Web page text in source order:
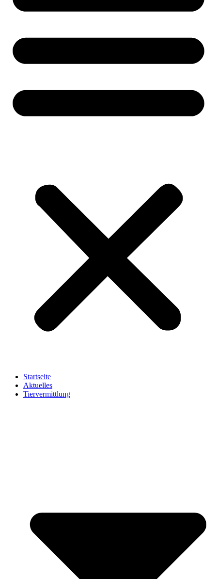
Startseite
Aktuelles
Tiervermittlung